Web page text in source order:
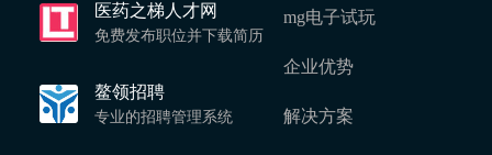
医药之梯人才网
免费发布职位并下载简历
鳌领招聘
专业的招聘管理系统
mg电子试玩
企业优势
解决方案